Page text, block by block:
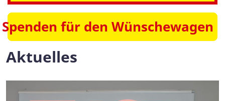
Spenden für den Wünschewagen
Aktuelles